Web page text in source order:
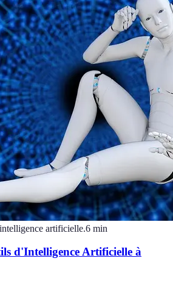
artificielle.6 min
d'Intelligence Artificielle à